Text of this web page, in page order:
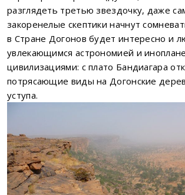
разглядеть третью звездочку, даже
закоренелые скептики начнут
в Стране Догонов будет интересно и
увлекающимся астрономией и
цивилизациями: с плато Бандиагара
потрясающие виды на Догонские
уступа.